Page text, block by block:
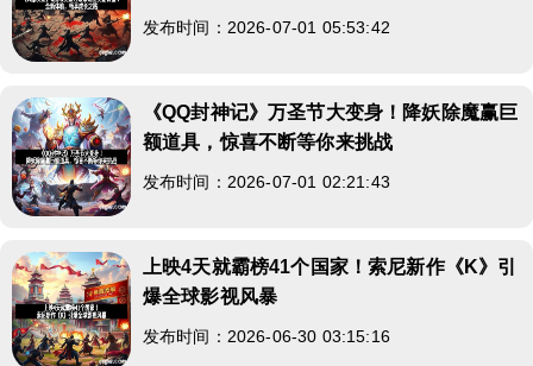
发布时间：2026-07-01 05:53:42
《QQ封神记》万圣节大变身！降妖除魔赢巨
额道具，惊喜不断等你来挑战
发布时间：2026-07-01 02:21:43
上映4天就霸榜41个国家！索尼新作《K》引
爆全球影视风暴
发布时间：2026-06-30 03:15:16